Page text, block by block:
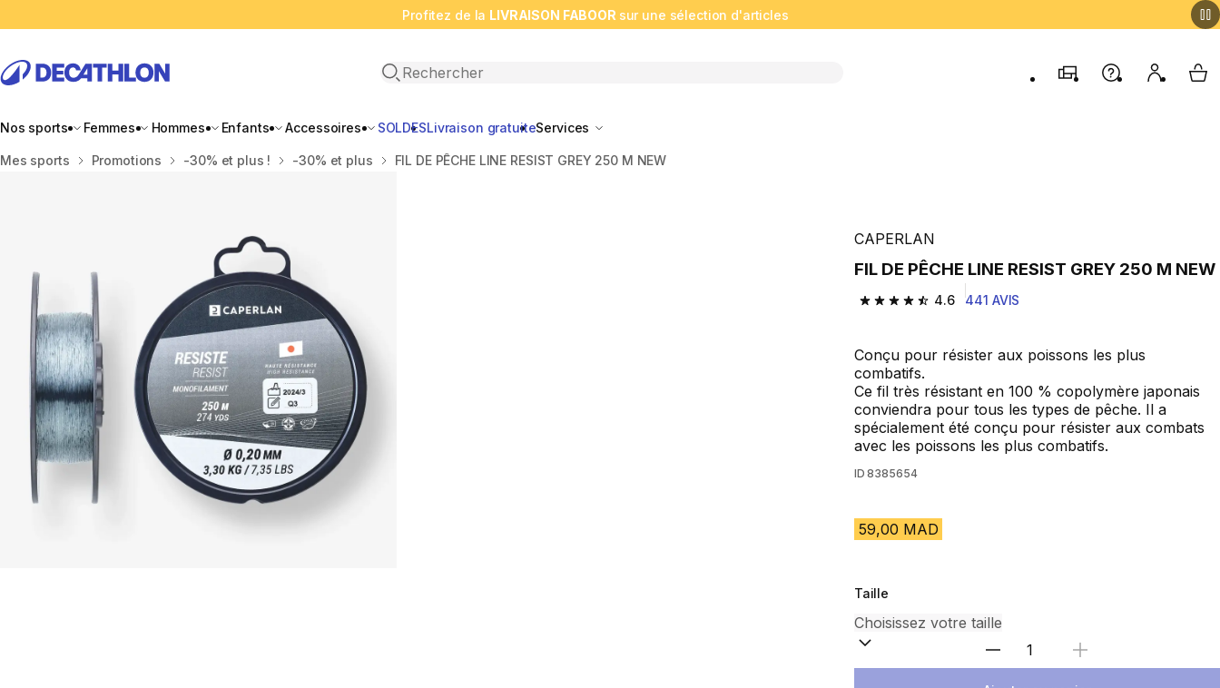
Profitez de la LIVRAISON FABOOR sur une sélection d'articles
Open search
MagasinsAide Mon My
Nos sports Femmes Hommes Enfants Accessoires SOLDESLivraison gratuiteServices
Accueil
Mes sports Promotions -30% et plus ! -30% et plus FIL DE PÊCHE LINE RESIST GREY 250 M NEW
CAPERLAN
FIL DE PÊCHE LINE RESIST GREY 250 M NEW
4.6
4.6 out of 5 stars from 441 reviews
441 AVIS
Conçu pour résister aux poissons les plus
combatifs.
Ce fil très résistant en 100 % copolymère japonais
conviendra pour tous les types de pêche. Il a
spécialement été conçu pour résister aux combats
avec les poissons les plus combatifs.
ID 8385654
59,00 MAD
Taille
Sélectionnez la quantité